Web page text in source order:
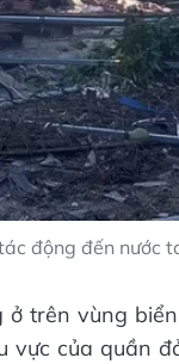
động đến nước
trên vùng
của quần